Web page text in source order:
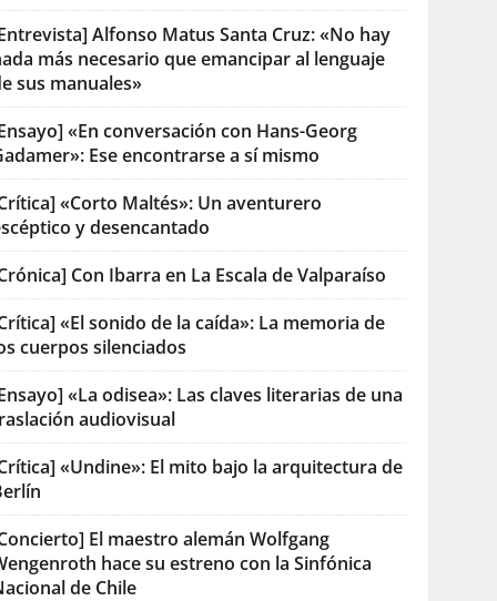
Alfonso Matus Santa Cruz: «No hay
más necesario que emancipar al lenguaje
sus manuales»
«En conversación con Hans-Georg
Ese encontrarse a sí mismo
«Corto Maltés»: Un aventurero
y desencantado
Con Ibarra en La Escala de Valparaíso
«El sonido de la caída»: La memoria de
cuerpos silenciados
«La odisea»: Las claves literarias de una
audiovisual
«Undine»: El mito bajo la arquitectura de
El maestro alemán Wolfgang
hace su estreno con la Sinfónica
de Chile